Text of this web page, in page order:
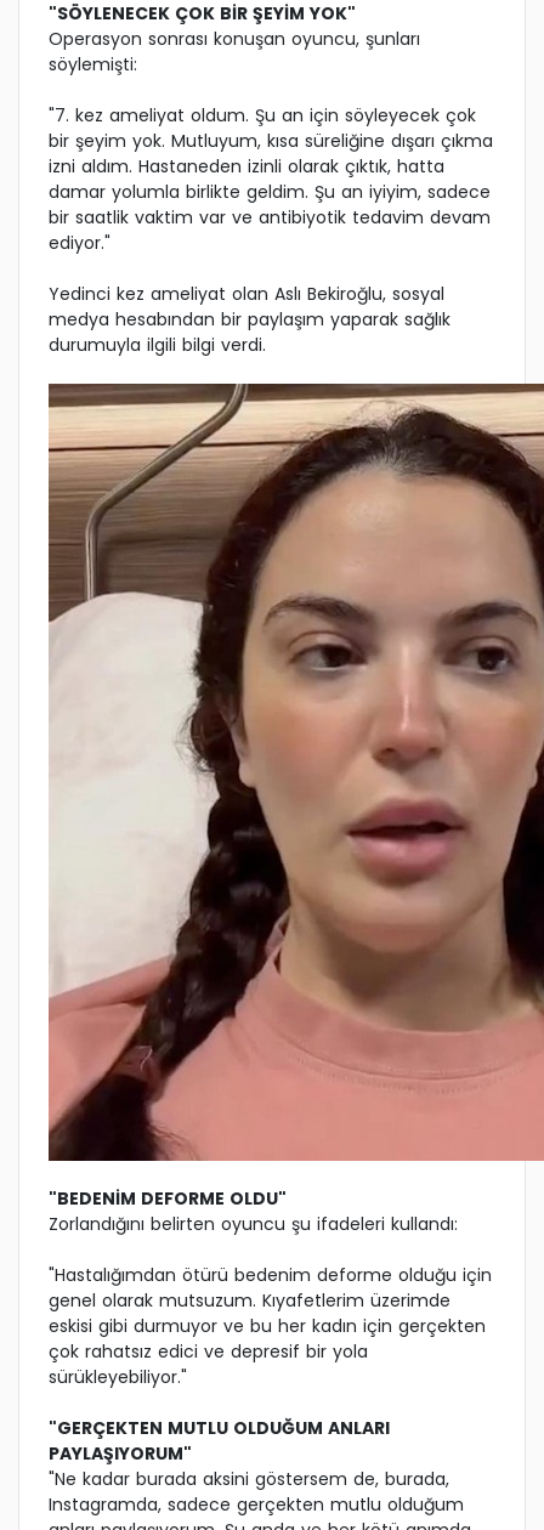
"SÖYLENECEK ÇOK BİR ŞEYİM YOK"
Operasyon sonrası konuşan oyuncu, şunları
söylemişti:
"7. kez ameliyat oldum. Şu an için söyleyecek çok
bir şeyim yok. Mutluyum, kısa süreliğine dışarı çıkma
izni aldım. Hastaneden izinli olarak çıktık, hatta
damar yolumla birlikte geldim. Şu an iyiyim, sadece
bir saatlik vaktim var ve antibiyotik tedavim devam
ediyor."
Yedinci kez ameliyat olan Aslı Bekiroğlu, sosyal
medya hesabından bir paylaşım yaparak sağlık
durumuyla ilgili bilgi verdi.
"BEDENİM DEFORME OLDU"
Zorlandığını belirten oyuncu şu ifadeleri kullandı:
"Hastalığımdan ötürü bedenim deforme olduğu için
genel olarak mutsuzum. Kıyafetlerim üzerimde
eskisi gibi durmuyor ve bu her kadın için gerçekten
çok rahatsız edici ve depresif bir yola
sürükleyebiliyor."
"GERÇEKTEN MUTLU OLDUĞUM ANLARI
PAYLAŞIYORUM"
"Ne kadar burada aksini göstersem de, burada,
Instagramda, sadece gerçekten mutlu olduğum